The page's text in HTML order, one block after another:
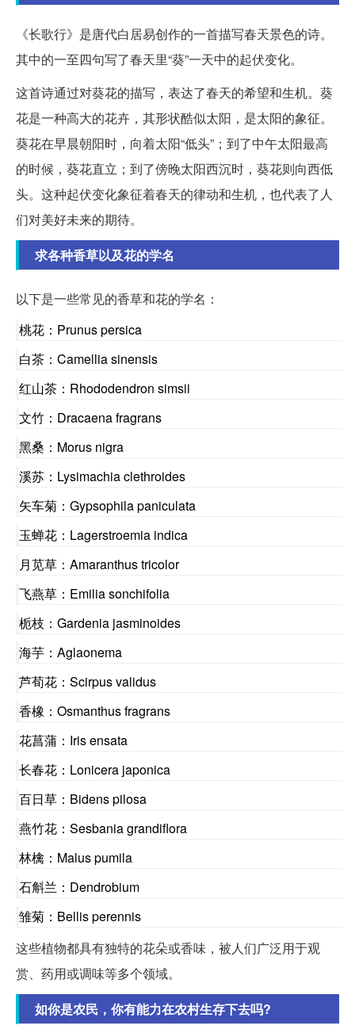
《长歌行》是唐代白居易创作的一首描写春天景色的诗。
其中的一至四句写了春天里“葵”一天中的起伏变化。
这首诗通过对葵花的描写，表达了春天的希望和生机。葵
花是一种高大的花卉，其形状酷似太阳，是太阳的象征。
葵花在早晨朝阳时，向着太阳“低头”；到了中午太阳最高
的时候，葵花直立；到了傍晚太阳西沉时，葵花则向西低
头。这种起伏变化象征着春天的律动和生机，也代表了人
们对美好未来的期待。
求各种香草以及花的学名
以下是一些常见的香草和花的学名：
桃花：Prunus persica
白茶：Camellia sinensis
红山茶：Rhododendron simsii
文竹：Dracaena fragrans
黑桑：Morus nigra
溪苏：Lysimachia clethroides
矢车菊：Gypsophila paniculata
玉蝉花：Lagerstroemia indica
月苋草：Amaranthus tricolor
飞燕草：Emilia sonchifolia
栀枝：Gardenia jasminoides
海芋：Aglaonema
芦荀花：Scirpus validus
香橡：Osmanthus fragrans
花菖蒲：Iris ensata
长春花：Lonicera japonica
百日草：Bidens pilosa
燕竹花：Sesbania grandiflora
林檎：Malus pumila
石斛兰：Dendrobium
雏菊：Bellis perennis
这些植物都具有独特的花朵或香味，被人们广泛用于观
赏、药用或调味等多个领域。
如你是农民，你有能力在农村生存下去吗?